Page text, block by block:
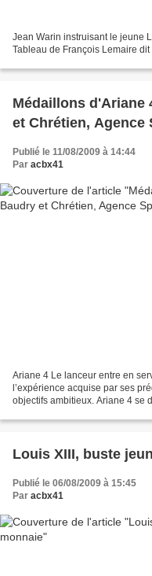
Jean Warin instruisant le jeune
Tableau de François Lemaire dit
Médaillons d'Ariane
et Chrétien, Agence
Publié le 11/08/2009 à 14:44
Par acbx41
Ariane 4 Le lanceur entre en
l’expérience acquise par ses
objectifs ambitieux. Ariane 4 se
Louis XIII, buste
Publié le 06/08/2009 à 15:45
Par acbx41